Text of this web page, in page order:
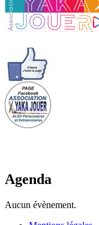
Agenda
Aucun évènement.